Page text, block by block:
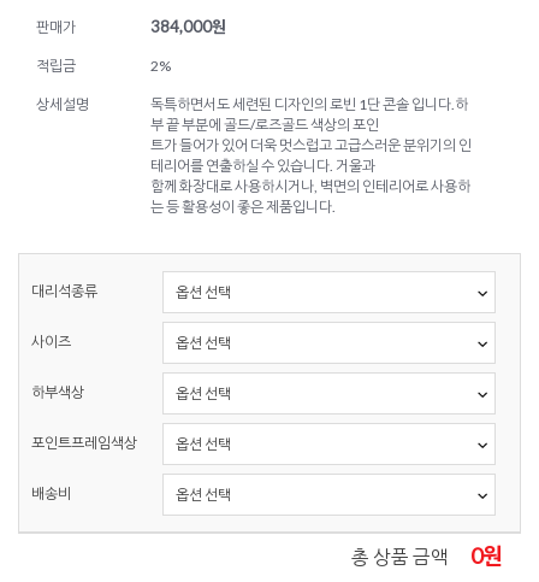
판매가 384,000원
적립금 2%
상세설명
독특하면서도 세련된 디자인의 로빈 1단 콘솔 입니다.하
부 끝 부분에 골드/로즈골드 색상의 포인
트가 들어가 있어 더욱 멋스럽고 고급스러운 분위기의 인
테리어를 연출하실 수 있습니다. 거울과
함께 화장대로 사용하시거나, 벽면의 인테리어로 사용하
는 등 활용성이 좋은 제품입니다.
대리석종류
사이즈
하부색상
포인트프레임색상
배송비
총 상품 금액 0원